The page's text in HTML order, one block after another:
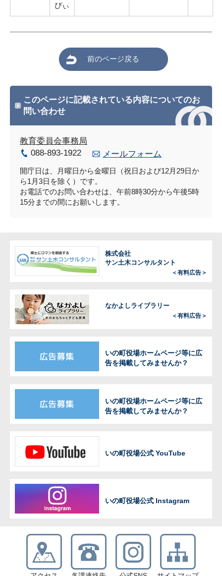
ぴぃ
前のページ戻る
このページに記載されている内容についてのお
問い合わせ
教育委員会事務局
088-893-1922
メールフォーム
開庁日は、月曜日から金曜日（祝日および12月29日か
ら1月3日を除く）です。
お電話でのお問い合わせは、午前8時30分から午後5時
15分までの間にお願いします。
株式会社
サン土木コンサルタント
＜有料広告＞
なかよしライブラリー
＜有料広告＞
いの町役場ホームページ等に広
告を掲載してみませんか？
いの町役場ホームページ等に広
告を掲載してみませんか？
いの町役場公式 YouTube
いの町役場公式 Instagram